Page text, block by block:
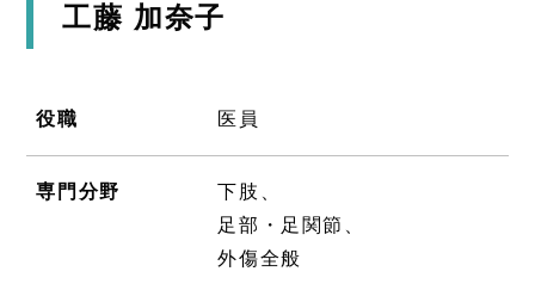
工藤 加奈子
役職 医員
専門分野
下肢、
足部・足関節、
外傷全般